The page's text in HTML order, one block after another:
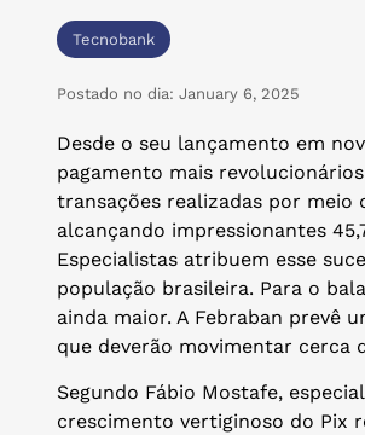
Tecnobank
Postado no dia: January 6, 2025
Desde o seu lançamento em
pagamento mais
transações realizadas por meio
alcançando impressionantes
Especialistas atribuem esse
população brasileira. Para o
ainda maior. A Febraban prevê
que deverão movimentar cerca
Segundo Fábio Mostafe,
crescimento vertiginoso do Pix